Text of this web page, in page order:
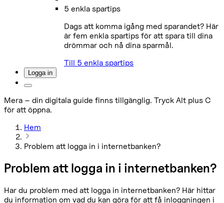
5 enkla spartips
Dags att komma igång med sparandet? Här
är fem enkla spartips för att spara till dina
drömmar och nå dina sparmål.
Till 5 enkla spartips
Logga in
Mera – din digitala guide finns tillgänglig. Tryck Alt plus C
för att öppna.
Hem
Problem att logga in i internetbanken?
Problem att logga in i internetbanken?
Har du problem med att logga in internetbanken? Här hittar
du information om vad du kan göra för att få inloggningen i